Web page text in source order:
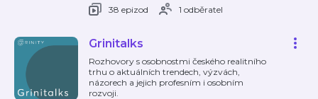
38 epizod
1 odběratel
Grinitalks
Rozhovory s osobnostmi českého realitního
trhu o aktuálních trendech, výzvách,
názorech a jejich profesním i osobním
rozvoji.